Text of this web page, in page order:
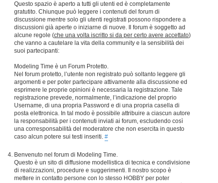
Questo spazio è aperto a tutti gli utenti ed è completamente
gratutito. Chiunque può leggere i contenuti del forum di
discussione mentre solo gli utenti registrati possono rispondere a
discussioni già aperte o iniziarne di nuove. Il forum è soggetto ad
alcune regole (che una volta iscritto si da per certo avere accettato)
che vanno a cautelare la vita della community e la sensibilità dei
suoi partecipanti:
Modeling Time è un Forum Protetto.
Nel forum protetto, l’utente non registrato può soltanto leggere gli
argomenti e per poter partecipare attivamente alla discussione ed
esprimere le proprie opinioni è necessaria la registrazione. Tale
registrazione prevede, normalmente, l’indicazione del proprio
Username, di una propria Password e di una propria casella di
posta elettronica. In tal modo è possibile attribuire a ciascun autore
la responsabilità per i contenuti inviati ai forum, escludendo così
una corresponsabilità del moderatore che non esercita in questo
caso alcun potere sui testi inseriti. #
Benvenuto nel forum di Modeling Time.
Questo è un sito di diffusione modellistica di tecnica e condivisione
di realizzazioni, procedure e suggerimenti. Il nostro scopo è
mettere in contatto persone con lo stesso HOBBY per poter